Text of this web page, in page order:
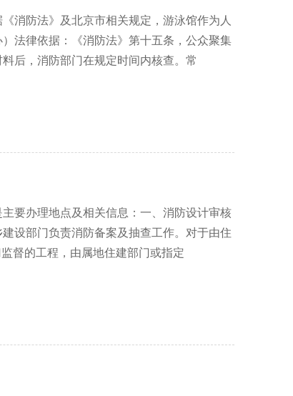
消防法》及北京市相关规定，游泳馆作为人
法律依据：《消防法》第十五条，公众聚集
后，消防部门在规定时间内核查。常
要办理地点及相关信息：一、消防设计审核
设部门负责消防备案及抽查工作。对于由住
督的工程，由属地住建部门或指定